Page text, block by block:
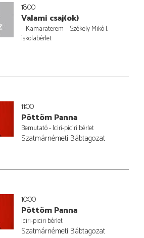
18:00
Valami csaj(ok)
– Kamaraterem – Székely Mikó I.
iskolabérlet
11:00
Pöttöm Panna
Bemutató - Iciri-piciri bérlet
Szatmárnémeti Bábtagozat
10:00
Pöttöm Panna
Iciri-piciri bérlet
Szatmárnémeti Bábtagozat